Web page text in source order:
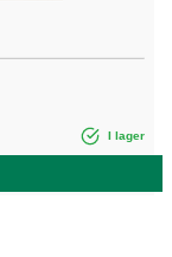
I lager